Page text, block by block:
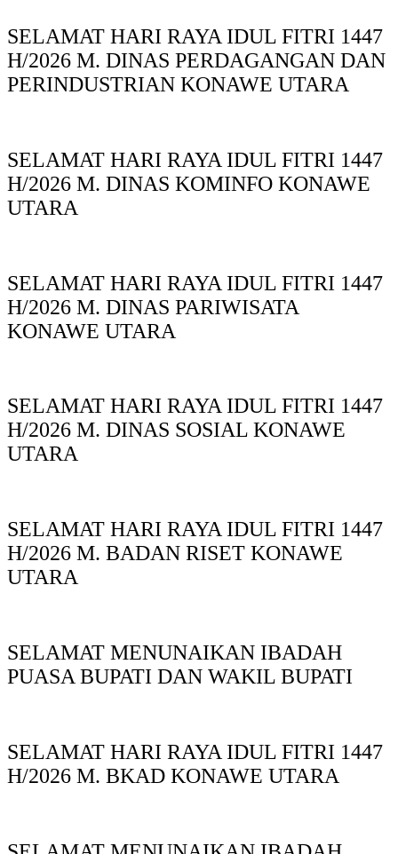
SELAMAT HARI RAYA IDUL FITRI 1447
H/2026 M. DINAS PERDAGANGAN DAN
PERINDUSTRIAN KONAWE UTARA
SELAMAT HARI RAYA IDUL FITRI 1447
H/2026 M. DINAS KOMINFO KONAWE
UTARA
SELAMAT HARI RAYA IDUL FITRI 1447
H/2026 M. DINAS PARIWISATA
KONAWE UTARA
SELAMAT HARI RAYA IDUL FITRI 1447
H/2026 M. DINAS SOSIAL KONAWE
UTARA
SELAMAT HARI RAYA IDUL FITRI 1447
H/2026 M. BADAN RISET KONAWE
UTARA
SELAMAT MENUNAIKAN IBADAH
PUASA BUPATI DAN WAKIL BUPATI
SELAMAT HARI RAYA IDUL FITRI 1447
H/2026 M. BKAD KONAWE UTARA